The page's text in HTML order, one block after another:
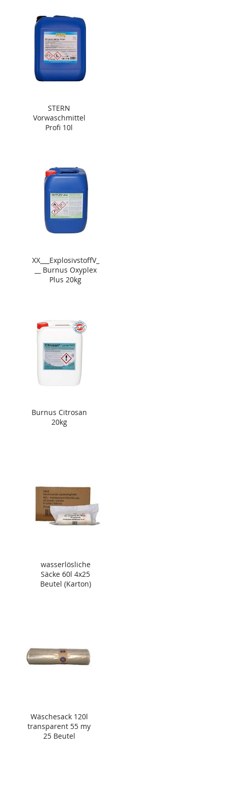
STERN
Vorwaschmittel
Profi 10l
XX___ExplosivstoffV_
__ Burnus Oxyplex
Plus 20kg
Burnus Citrosan
20kg
wasserlösliche
Säcke 60l 4x25
Beutel (Karton)
Wäschesack 120l
transparent 55 my
25 Beutel